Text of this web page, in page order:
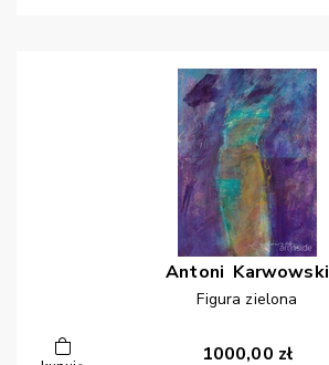
Antoni Karwowski
Figura zielona
1000,00 zł